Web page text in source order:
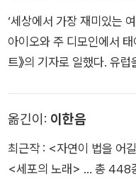
‘세상에서 가장 재미있는
아이오와 주 디모인에서 태
트》의 기자로 일했다. 유
다. 빌 브라이슨 발칙한 여
서』 『거의 모든 것의 역사
의 글맛과 지성이 담긴 그
옮긴이: 이한음
최근작 : <자연이 법을 어
<세포의 노래> … 총 448